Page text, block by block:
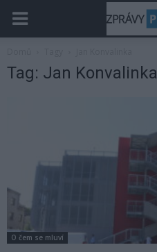
Tag: Jan Konvalinka
O čem se mluví